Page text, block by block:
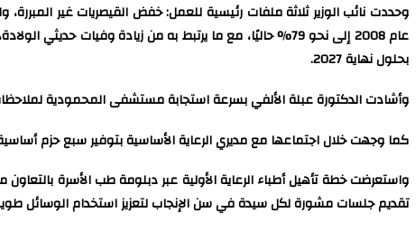
بحلول نهاية 2027.
وأشادت الدكتورة عبلة الألفي بسرعة استجابة مستشفى المحمودية
كما وجهت خلال اجتماعها مع مديري الرعاية الأساسية بتوفير سبع حزم
واستعرضت خطة تأهيل أطباء الرعاية الأولية عبر دبلومة طب الأسرة
تقديم جلسات مشورة لكل سيدة في سن الإنجاب لتعزيز استخدام الوسائل طويلة المدى،